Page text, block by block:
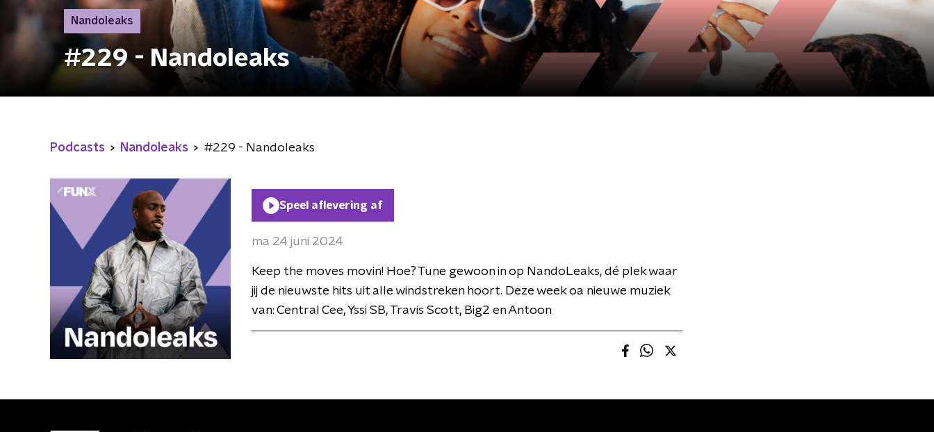
Nandoleaks
#229 - Nandoleaks
Podcasts Nandoleaks #229 - Nandoleaks
Speel aflevering af
ma 24 juni 2024
Keep the moves movin! Hoe? Tune gewoon in op NandoLeaks, dé plek waar
jij de nieuwste hits uit alle windstreken hoort. Deze week oa nieuwe muziek
van: Central Cee, Yssi SB, Travis Scott, Big2 en Antoon